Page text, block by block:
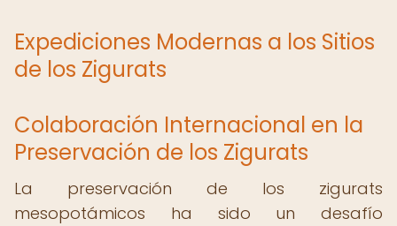
Expediciones Modernas a los Sitios
de los Zigurats
Colaboración Internacional en la
Preservación de los Zigurats
La preservación de los zigurats
mesopotámicos ha sido un desafío